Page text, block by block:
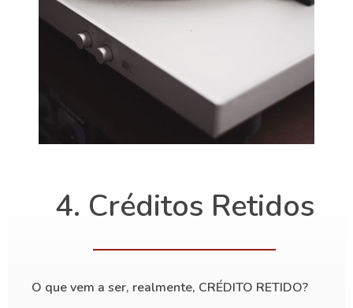
4. Créditos Retidos
O que vem a ser, realmente, CRÉDITO RETIDO?